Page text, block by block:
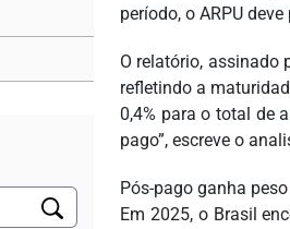
período, o ARPU
O relatório, assinado
refletindo a
0,4% para o total de
pago”, escreve o
Pós-pago ganha peso
Em 2025, o Brasil